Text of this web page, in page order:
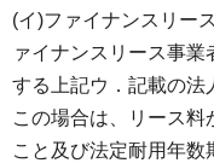
(イ)ファイナンスリー
ァイナンスリース事
する上記ウ．記載の法
この場合は、リース料
こと及び法定耐用年